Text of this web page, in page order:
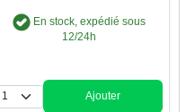
En stock, expédié sous
12/24h
Quantité
Ajouter